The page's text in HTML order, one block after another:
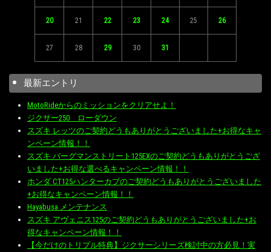
20 21 22 23 24 25 26
27 28 29 30 31
最新エントリ
MotoRideからのミッションをクリアせよ！
ジクサー250 ローダウン
スズキ レッツのご契約どうもありがとうございました+お得なキャ
ンペーン情報！！
スズキ バーグマンストリート125EXのご契約どうもありがとうござ
いました+お得な選べるキャンペーン情報！！
ホンダ CT125ハンターカブのご契約どうもありがとうございました
+お得なキャンペーン情報！！
Hayabusa メンテナンス
スズキ アヴェニス125のご契約どうもありがとうございました+お
得なキャンペーン情報！！
【今だけのトリプル特典】ジクサーシリーズ検討中の方必見！実